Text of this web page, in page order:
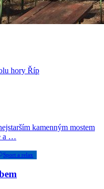
hory Říp
kamenným mostem
a …
Sport a relax